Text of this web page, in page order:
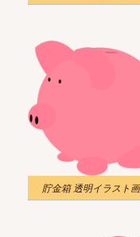
貯金箱 透明イラスト